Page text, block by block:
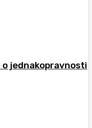
jednakopravnosti